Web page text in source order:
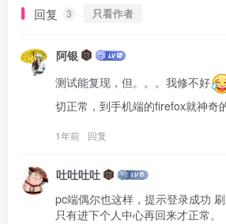
回复 3 只看作者
阿银
测试能复现，但。。。我修不好
切正常，到手机端的firefox就神奇
1年前 回复
吐吐吐吐
pc端偶尔也这样，提示登录成功 刷
只有进下个人中心再回来才正常。